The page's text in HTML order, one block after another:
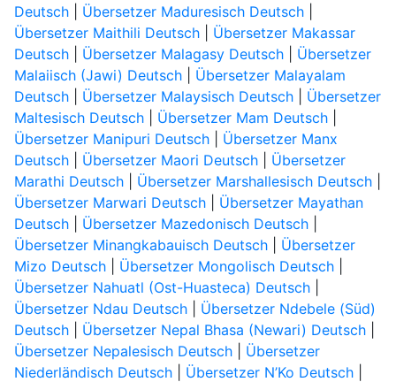
Deutsch| Übersetzer Maduresisch Deutsch|
Übersetzer Maithili Deutsch| Übersetzer Makassar
Deutsch| Übersetzer Malagasy Deutsch| Übersetzer
Malaiisch (Jawi) Deutsch| Übersetzer Malayalam
Deutsch| Übersetzer Malaysisch Deutsch| Übersetzer
Maltesisch Deutsch| Übersetzer Mam Deutsch|
Übersetzer Manipuri Deutsch| Übersetzer Manx
Deutsch| Übersetzer Maori Deutsch| Übersetzer
Marathi Deutsch| Übersetzer Marshallesisch Deutsch|
Übersetzer Marwari Deutsch| Übersetzer Mayathan
Deutsch| Übersetzer Mazedonisch Deutsch|
Übersetzer Minangkabauisch Deutsch| Übersetzer
Mizo Deutsch| Übersetzer Mongolisch Deutsch|
Übersetzer Nahuatl (Ost-Huasteca) Deutsch|
Übersetzer Ndau Deutsch| Übersetzer Ndebele (Süd)
Deutsch| Übersetzer Nepal Bhasa (Newari) Deutsch|
Übersetzer Nepalesisch Deutsch| Übersetzer
Niederländisch Deutsch| Übersetzer N’Ko Deutsch|